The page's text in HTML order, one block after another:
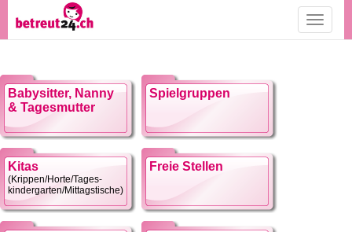
Toggle
Babysitter, Nanny
& Tagesmutter
Spielgruppen
Kitas
(Krippen/Horte/Tages-
kindergarten/Mittagstische)
Freie Stellen